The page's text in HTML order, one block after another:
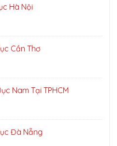
Hà Nội
Cần Thơ
Nam Tại TPHCM
Đà Nẵng